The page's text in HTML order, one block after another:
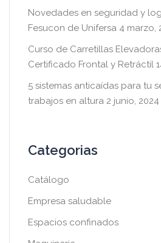
Novedades en seguridad y
Fesucon de Unifersa 4 marzo,
Curso de Carretillas
Certificado Frontal y Retráctil
5 sistemas anticaídas para tu
trabajos en altura 2 junio, 2024
Categorias
Catálogo
Empresa saludable
Espacios confinados